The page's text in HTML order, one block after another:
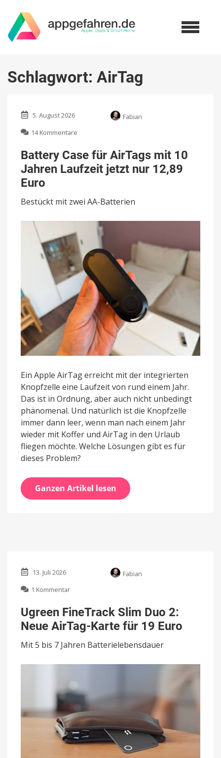
Schlagwort: AirTag
5. August 2026
Fabian
14 Kommentare
Case
für
AirTags
Jahren
Laufzeit
12,89
Euro
Battery Case für AirTags mit 10
Jahren Laufzeit jetzt nur 12,89
Euro
Bestückt mit zwei AA-Batterien
Ein Apple AirTag erreicht mit der integrierten
Knopfzelle eine Laufzeit von rund einem Jahr.
Das ist in Ordnung, aber auch nicht unbedingt
phänomenal. Und natürlich ist die Knopfzelle
immer dann leer, wenn man nach einem Jahr
wieder mit Koffer und AirTag in den Urlaub
fliegen möchte. Welche Lösungen gibt es für
dieses Problem?
Ganzen Artikel lesen
13. Juli 2026
Fabian
1 Kommentar
FineTrack
Slim
Duo
Neue
Karte
Euro
Ugreen FineTrack Slim Duo 2:
Neue AirTag-Karte für 19 Euro
Mit 5 bis 7 Jahren Batterielebensdauer